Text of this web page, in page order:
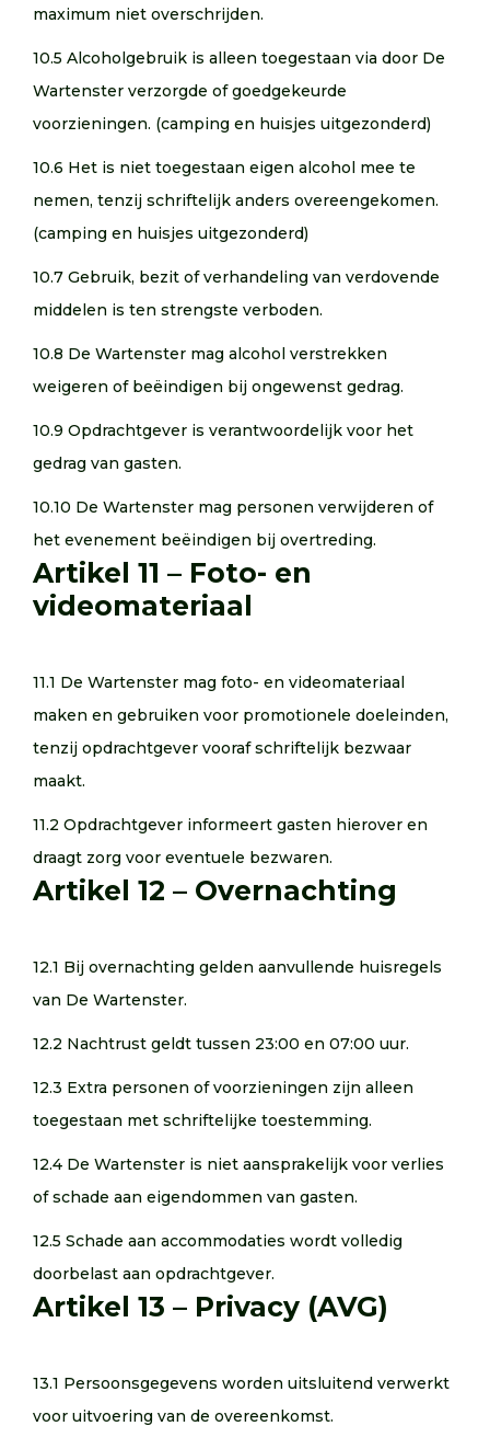
maximum niet overschrijden.
10.5 Alcoholgebruik is alleen toegestaan via door De
Wartenster verzorgde of goedgekeurde
voorzieningen. (camping en huisjes uitgezonderd)
10.6 Het is niet toegestaan eigen alcohol mee te
nemen, tenzij schriftelijk anders overeengekomen.
(camping en huisjes uitgezonderd)
10.7 Gebruik, bezit of verhandeling van verdovende
middelen is ten strengste verboden.
10.8 De Wartenster mag alcohol verstrekken
weigeren of beëindigen bij ongewenst gedrag.
10.9 Opdrachtgever is verantwoordelijk voor het
gedrag van gasten.
10.10 De Wartenster mag personen verwijderen of
het evenement beëindigen bij overtreding.
Artikel 11 – Foto- en
videomateriaal
11.1 De Wartenster mag foto- en videomateriaal
maken en gebruiken voor promotionele doeleinden,
tenzij opdrachtgever vooraf schriftelijk bezwaar
maakt.
11.2 Opdrachtgever informeert gasten hierover en
draagt zorg voor eventuele bezwaren.
Artikel 12 – Overnachting
12.1 Bij overnachting gelden aanvullende huisregels
van De Wartenster.
12.2 Nachtrust geldt tussen 23:00 en 07:00 uur.
12.3 Extra personen of voorzieningen zijn alleen
toegestaan met schriftelijke toestemming.
12.4 De Wartenster is niet aansprakelijk voor verlies
of schade aan eigendommen van gasten.
12.5 Schade aan accommodaties wordt volledig
doorbelast aan opdrachtgever.
Artikel 13 – Privacy (AVG)
13.1 Persoonsgegevens worden uitsluitend verwerkt
voor uitvoering van de overeenkomst.